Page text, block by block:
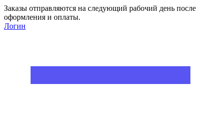
Заказы отправляются на следующий рабочий день после
оформления и оплаты.
Логин